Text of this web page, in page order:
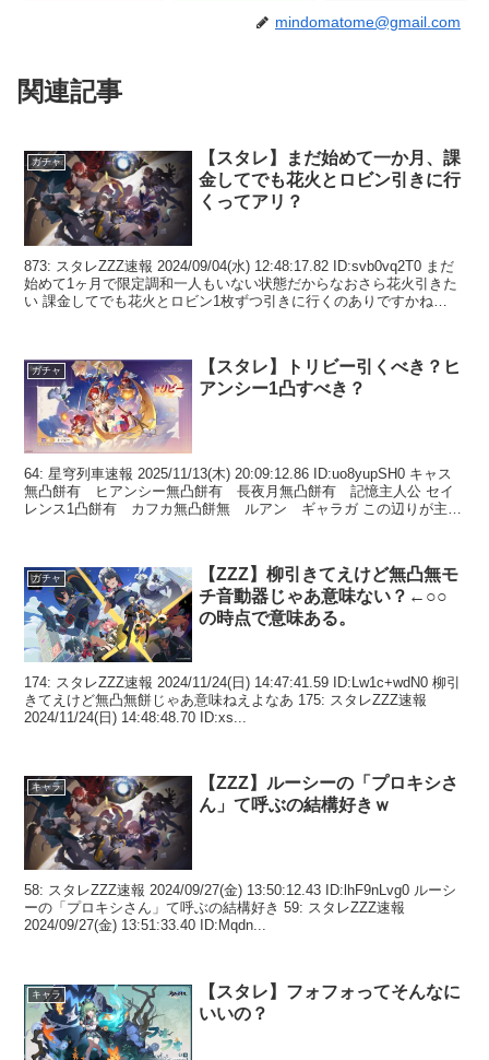
mindomatome@gmail.com
関連記事
ガチャ
【スタレ】まだ始めて一か月、課
金してでも花火とロビン引きに行
くってアリ？
873: スタレZZZ速報 2024/09/04(水) 12:48:17.82 ID:svb0vq2T0 まだ
始めて1ヶ月で限定調和一人もいない状態だからなおさら花火引きた
い 課金してでも花火とロビン1枚ずつ引きに行くのありですかね
ガチャ
【スタレ】トリビー引くべき？ヒ
アンシー1凸すべき？
64: 星穹列車速報 2025/11/13(木) 20:09:12.86 ID:uo8yupSH0 キャス
無凸餅有 ヒアンシー無凸餅有 長夜月無凸餅有 記憶主人公 セイ
レンス1凸餅有 カフカ無凸餅無 ルアン ギャラガ この辺りが主力
ガチャ
【ZZZ】柳引きてえけど無凸無モ
チ音動器じゃあ意味ない？←○○
の時点で意味ある。
174: スタレZZZ速報 2024/11/24(日) 14:47:41.59 ID:Lw1c+wdN0 柳引
きてえけど無凸無餅じゃあ意味ねえよなあ 175: スタレZZZ速報
2024/11/24(日) 14:48:48.70 ID:xs...
キャラ
【ZZZ】ルーシーの「プロキシさ
ん」て呼ぶの結構好きｗ
58: スタレZZZ速報 2024/09/27(金) 13:50:12.43 ID:lhF9nLvg0 ルーシ
ーの「プロキシさん」て呼ぶの結構好き 59: スタレZZZ速報
2024/09/27(金) 13:51:33.40 ID:Mqdn...
キャラ
【スタレ】フォフォってそんなに
いいの？